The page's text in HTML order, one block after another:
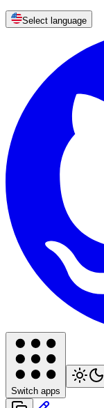
Select language
Switch apps